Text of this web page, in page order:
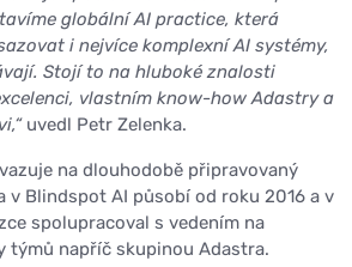
globální AI practice, která
i nejvíce komplexní AI systémy,
Stojí to na hluboké znalosti
vlastním know-how Adastry a
uvedl Petr Zelenka.
na dlouhodobě připravovaný
v Blindspot AI působí od roku 2016 a v
spolupracoval s vedením na
týmů napříč skupinou Adastra.